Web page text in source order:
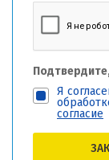
Я
согласие